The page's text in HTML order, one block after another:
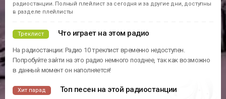
радиостанции. Полный плейлист за сегодня и за другие дни, доступны
в разделе плейлисты
Треклист Что играет на этом радио
На радиостанции: Радио 10 треклист временно недоступен.
Попробуйте зайти на это радио немного позднее, так как возможно
в данный момент он наполняется!
Хит парад Топ песен на этой радиостанции